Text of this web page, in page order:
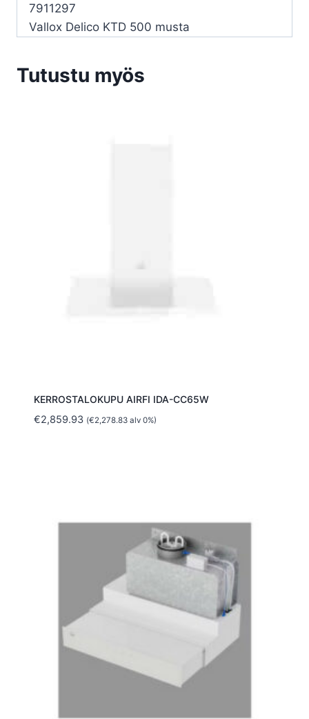
7911297
Vallox Delico KTD 500 musta
Tutustu myös
KERROSTALOKUPU AIRFI IDA-CC65W
€2,859.93 (€2,278.83alv 0%)